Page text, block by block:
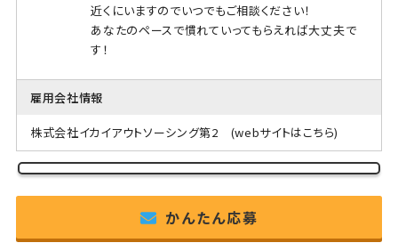
近くにいますのでいつでもご相談ください！
あなたのペースで慣れていってもらえれば大丈夫で
す！
雇用会社情報
株式会社イカイアウトソーシング第2 (webサイトはこちら)
かんたん応募